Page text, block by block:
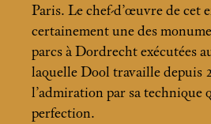
Paris. Le chef-d’œuvre de cet
certainement une des
parcs à Dordrecht exécutées
laquelle Dool travaille depuis
l’admiration par sa technique
perfection.